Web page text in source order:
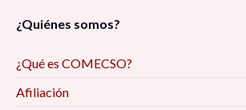
¿Quiénes somos?
¿Qué es COMECSO?
Afiliación